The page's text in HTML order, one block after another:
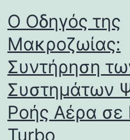
Ο Οδηγός της
Μακροζωίας:
Συντήρηση
Συστημάτων
Ροής Αέρα σε
Turbo